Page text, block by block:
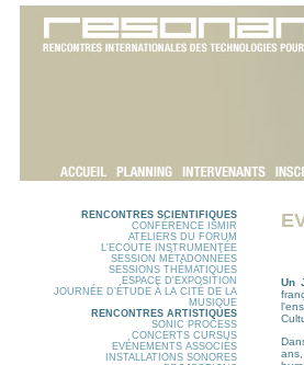
RENCONTRES SCIENTIFIQUES
CONFÉRENCE ISMIR
ATELIERS DU FORUM
L'ECOUTE INSTRUMENTÉE
SESSION MÉTADONNÉES
SESSIONS THÉMATIQUES
ESPACE D'EXPOSITION
JOURNÉE D’ÉTUDE À LA CITÉ DE LA
MUSIQUE
RENCONTRES ARTISTIQUES
SONIC PROCESS
CONCERTS CURSUS
EVÉNEMENTS ASSOCIÉS
INSTALLATIONS SONORES
Un